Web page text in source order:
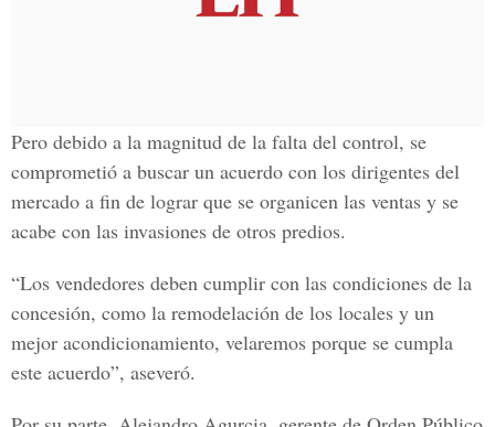
Pero debido a la magnitud de la falta del control, se
comprometió a buscar un acuerdo con los dirigentes del
mercado a fin de lograr que se organicen las ventas y se
acabe con las invasiones de otros predios.
“Los vendedores deben cumplir con las condiciones de la
concesión, como la remodelación de los locales y un
mejor acondicionamiento, velaremos porque se cumpla
este acuerdo”, aseveró.